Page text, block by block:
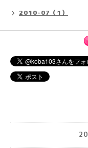
2010-07（1）